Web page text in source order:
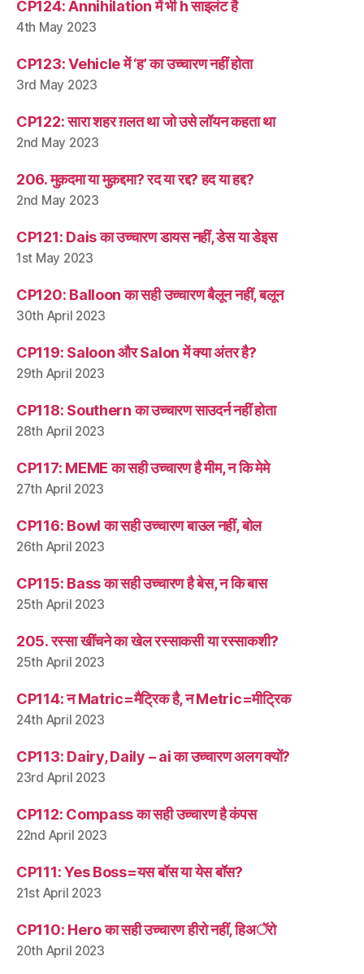
CP124: Annihilation में भी h साइलंट है
4th May 2023
CP123: Vehicle में ‘ह’ का उच्चारण नहीं होता
3rd May 2023
CP122: सारा शहर ग़लत था जो उसे लॉयन कहता था
2nd May 2023
206. मुक़दमा या मुक़द्दमा? रद या रद्द? हद या हद्द?
2nd May 2023
CP121: Dais का उच्चारण डायस नहीं, डेस या डेइस
1st May 2023
CP120: Balloon का सही उच्चारण बैलून नहीं, बलून
30th April 2023
CP119: Saloon और Salon में क्या अंतर है?
29th April 2023
CP118: Southern का उच्चारण साउदर्न नहीं होता
28th April 2023
CP117: MEME का सही उच्चारण है मीम, न कि मेमे
27th April 2023
CP116: Bowl का सही उच्चारण बाउल नहीं, बोल
26th April 2023
CP115: Bass का सही उच्चारण है बेस, न कि बास
25th April 2023
205. रस्सा खींचने का खेल रस्साकसी या रस्साकशी?
25th April 2023
CP114: न Matric=मैट्रिक है, न Metric=मीट्रिक
24th April 2023
CP113: Dairy, Daily – ai का उच्चारण अलग क्यों?
23rd April 2023
CP112: Compass का सही उच्चारण है कंपस
22nd April 2023
CP111: Yes Boss=यस बॉस या येस बॉस?
21st April 2023
CP110: Hero का सही उच्चारण हीरो नहीं, हिअॅरो
20th April 2023